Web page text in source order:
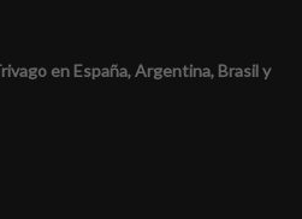
en España, Argentina, Brasil y